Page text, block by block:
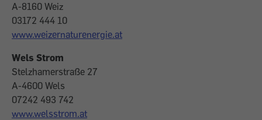
A-8160 Weiz
03172 444 10
www.weizernaturenergie.at
Wels Strom
Stelzhamerstraße 27
A-4600 Wels
07242 493 742
www.welsstrom.at